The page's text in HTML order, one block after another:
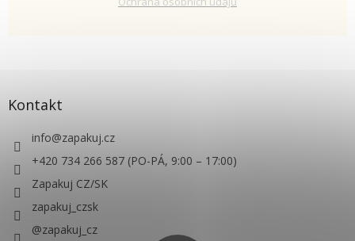
Kontakt
info@zapakuj.cz
+420 734 266 587 (PO-PÁ, 9:00 – 17:00)
Zapakuj CZ/SK
zapakuj_czsk
@zapakuj_cz